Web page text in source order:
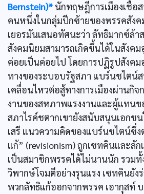
Bernstein)* นักทฤษฎีการเมืองเชื้อ
คนหนึ่งในกลุ่มปีกซ้ายของพรรคสังค
เยอรมันเสนอทัศนะว่า ลัทธิมากซ์ล้า
สังคมนิยมสามารถเกิดขึ้นได้ในสังค
ค่อยเป็นค่อยไป โดยการปฏิรูปสังคม
ทางของระบอบรัฐสภา แบร์นชไตน์
เคลื่อนไหวต่อสู้ทางการเมืองผ่านกิจ
งานของสหภาพแรงงานและผู้แทน
สภาไรค์ชตากเขายังสนับสนุนเอกช
เสรี แนวความคิดของแบร์นชไตน์ซึ่ง
แก้” (revisionism) ถูกเซทคินและลัก
เป็นสมาชิกพรรคได้ไม่นานนัก รวม
วิพากษ์โจมตีอย่างรุนแรง เซทคินยัง
พวกลัทธิแก้ออกจากพรรค เอากุสท์